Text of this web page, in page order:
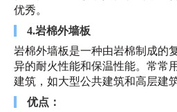
优秀。
4.岩棉外墙板
岩棉外墙板是一种由岩棉制成的
异的耐火性能和保温性能。常常
建筑，如大型公共建筑和高层建筑
优点：